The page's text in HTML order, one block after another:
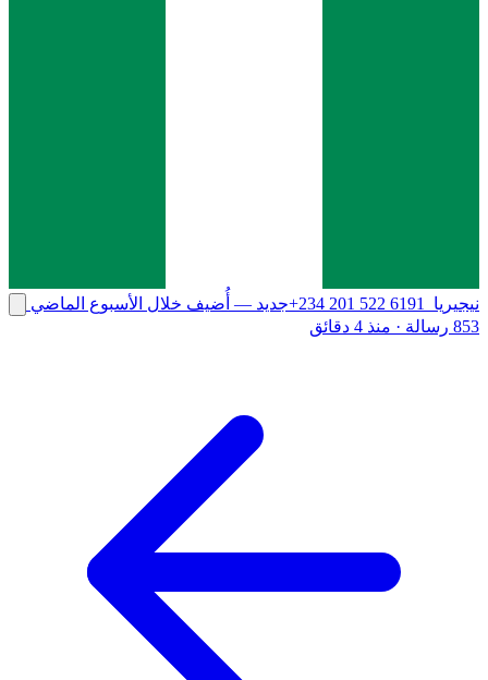
نيجيريا +234 201 522 6191جديد — أُضيف خلال الأسبوع الماضي
853 رسالة
· منذ 4 دقائق